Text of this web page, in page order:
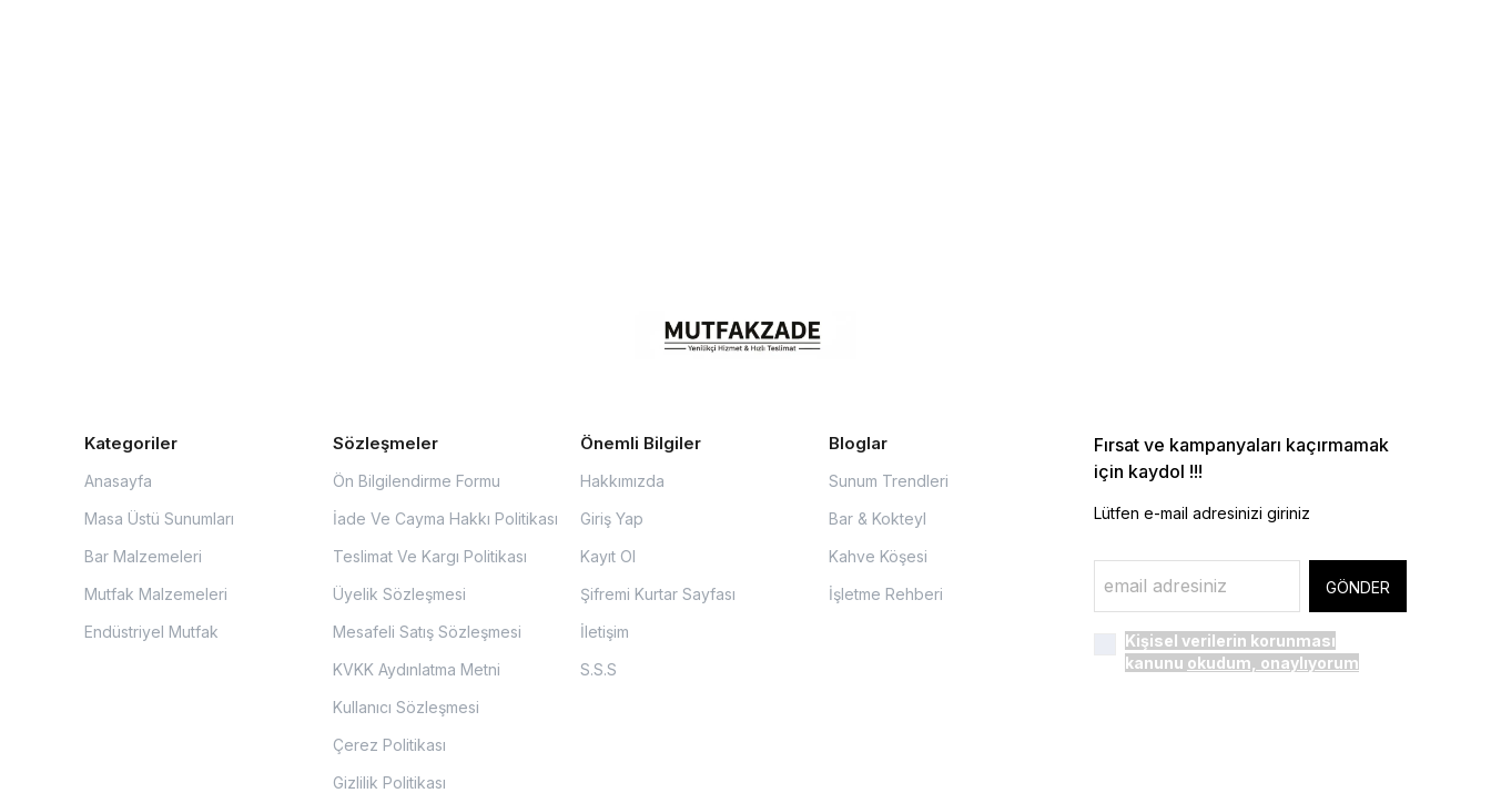
Kategoriler
Anasayfa
Masa Üstü Sunumları
Bar Malzemeleri
Mutfak Malzemeleri
Endüstriyel Mutfak
Sözleşmeler
Ön Bilgilendirme Formu
İade Ve Cayma Hakkı Politikası
Teslimat Ve Kargı Politikası
Üyelik Sözleşmesi
Mesafeli Satış Sözleşmesi
KVKK Aydınlatma Metni
Kullanıcı Sözleşmesi
Çerez Politikası
Gizlilik Politikası
Önemli Bilgiler
Hakkımızda
Giriş Yap
Kayıt Ol
Şifremi Kurtar Sayfası
İletişim
S.S.S
Bloglar
Sunum Trendleri
Bar & Kokteyl
Kahve Köşesi
İşletme Rehberi
Fırsat ve kampanyaları kaçırmamak
için kaydol !!!
Lütfen e-mail adresinizi giriniz
GÖNDER
Kişisel verilerin korunması
kanunu okudum, onaylıyorum